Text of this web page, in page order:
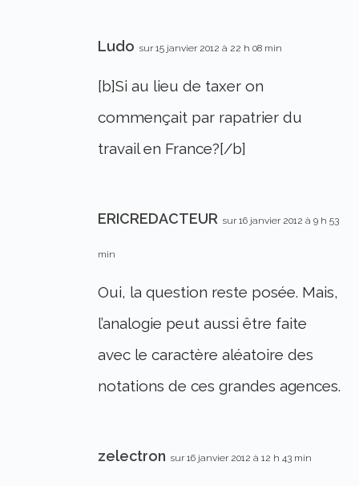
Ludo sur 15 janvier 2012 à 22 h 08 min
[b]Si au lieu de taxer on
commençait par rapatrier du
travail en France?[/b]
ERICREDACTEUR sur 16 janvier 2012 à 9 h 53
min
Oui, la question reste posée. Mais,
l’analogie peut aussi être faite
avec le caractère aléatoire des
notations de ces grandes agences.
zelectron sur 16 janvier 2012 à 12 h 43 min